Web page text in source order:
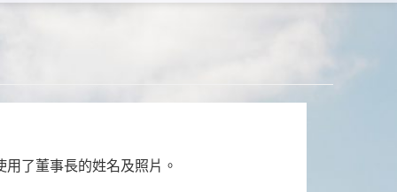
了董事長的姓名及照片。